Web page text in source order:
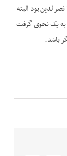
بود البته
به یک نحوی گرفت
باشد.